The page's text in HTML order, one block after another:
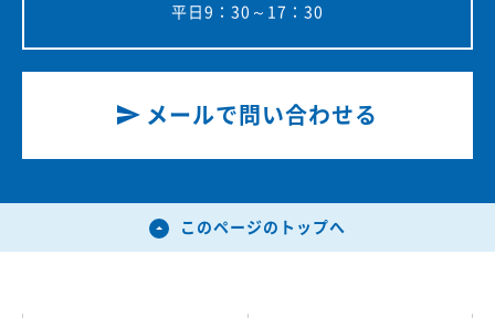
平日9：30～17：30
メールで問い合わせる
このページのトップへ